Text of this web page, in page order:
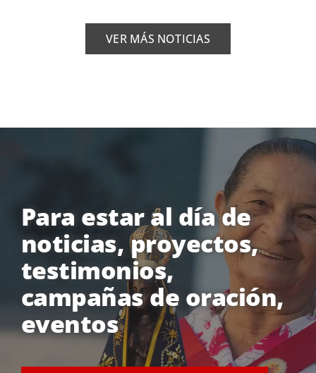
VER MÁS NOTICIAS
Para estar al día de
noticias, proyectos,
testimonios,
campañas de oración,
eventos